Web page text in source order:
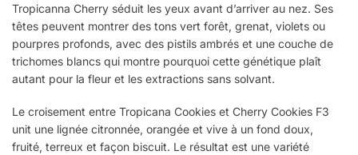
Tropicanna Cherry séduit les yeux avant d’arriver au nez. Ses
têtes peuvent montrer des tons vert forêt, grenat, violets ou
pourpres profonds, avec des pistils ambrés et une couche de
trichomes blancs qui montre pourquoi cette génétique plaît
autant pour la fleur et les extractions sans solvant.
Le croisement entre Tropicana Cookies et Cherry Cookies F3
unit une lignée citronnée, orangée et vive à un fond doux,
fruité, terreux et façon biscuit. Le résultat est une variété